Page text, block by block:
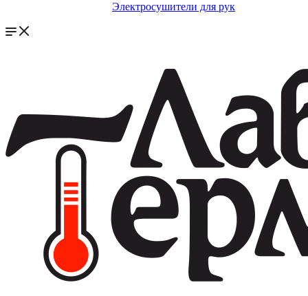
Электросушители для рук